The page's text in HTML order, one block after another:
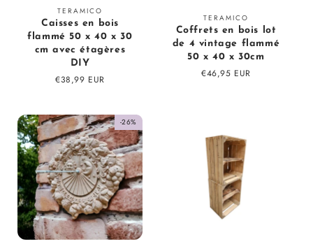
Fournisseur
:
TERAMICO
Caisses en bois
flammé 50 x 40 x 30
cm avec étagères
DIY
Prix
€38,99 EUR
Fournisseur
:
TERAMICO
Coffrets en bois lot
de 4 vintage flammé
50 x 40 x 30cm
Prix
€46,95 EUR
-26%